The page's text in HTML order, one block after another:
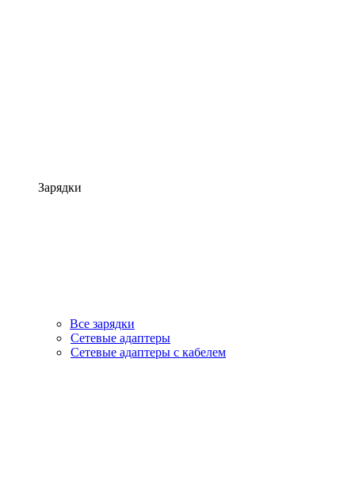
Зарядки
Все зарядки
Сетевые адаптеры
Сетевые адаптеры с кабелем